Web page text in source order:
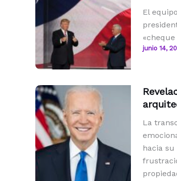
El
junio 14,
La
hacia